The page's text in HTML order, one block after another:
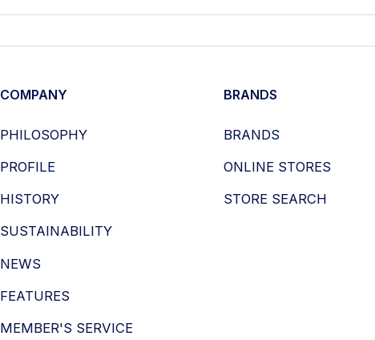
COMPANY
PHILOSOPHY
PROFILE
HISTORY
SUSTAINABILITY
NEWS
FEATURES
MEMBER'S SERVICE
BRANDS
BRANDS
ONLINE STORES
STORE SEARCH